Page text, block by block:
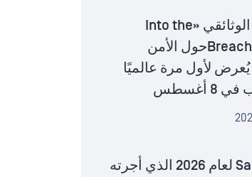
المسلسل الوثائقي «Into the
Breach» OPSWATحول الأمن
يُعرض لأول مرة عالميًا
أغسطس
في Sandbox لعام 2026 الذي أجرته